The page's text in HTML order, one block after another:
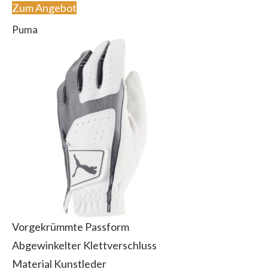
Zum Angebot
Puma
Vorgekrümmte Passform
Abgewinkelter Klettverschluss
Material Kunstleder